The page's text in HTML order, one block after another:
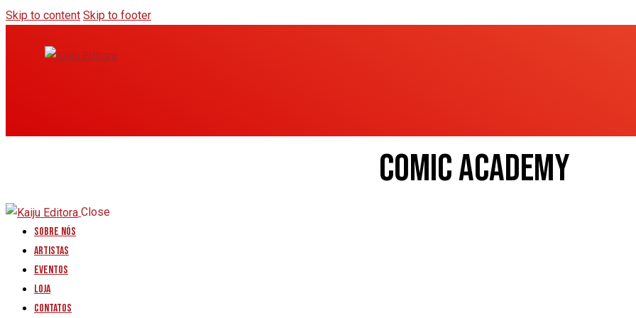
Skip to content Skip to footer
COMIC ACADEMY
Close
Sobre nós
Artistas
Eventos
Loja
Contatos